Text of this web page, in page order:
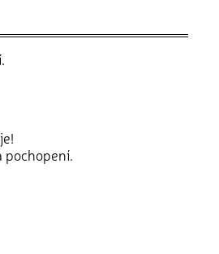
pochopení.